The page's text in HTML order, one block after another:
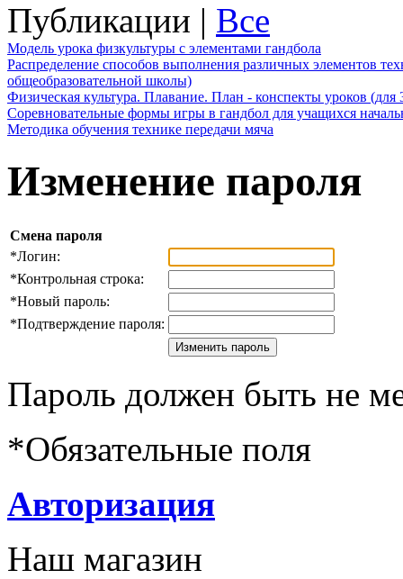
Публикации | Все
Модель урока физкультуры с элементами гандбола
Распределение способов выполнения различных элементов
общеобразовательной школы)
Физическая культура. Плавание. План - конспекты уроков (для
Соревновательные формы игры в гандбол для учащихся
Методика обучения технике передачи мяча
Изменение пароля
Смена пароля
*Логин:
*Контрольная строка:
*Новый пароль:
*Подтверждение пароля:
Пароль должен быть не
*Обязательные поля
Авторизация
Наш магазин